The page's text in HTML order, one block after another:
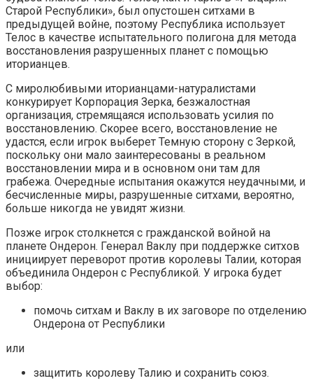
Старой Республики», был опустошен ситхами в
предыдущей войне, поэтому Республика использует
Телос в качестве испытательного полигона для метода
восстановления разрушенных планет с помощью
иторианцев.
С миролюбивыми иторианцами-натуралистами
конкурирует Корпорация Зерка, безжалостная
организация, стремящаяся использовать усилия по
восстановлению. Скорее всего, восстановление не
удастся, если игрок выберет Темную сторону с Зеркой,
поскольку они мало заинтересованы в реальном
восстановлении мира и в основном они там для
грабежа. Очередные испытания окажутся неудачными, и
бесчисленные миры, разрушенные ситхами, вероятно,
больше никогда не увидят жизни.
Позже игрок столкнется с гражданской войной на
планете Ондерон. Генерал Ваклу при поддержке ситхов
инициирует переворот против королевы Талии, которая
объединила Ондерон с Республикой. У игрока будет
выбор:
помочь ситхам и Ваклу в их заговоре по отделению
Ондерона от Республики
или
защитить королеву Талию и сохранить союз.